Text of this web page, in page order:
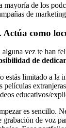
mayoría de los
de
Actúa como
alguna vez te han
de
estás limitado a la
películas
educativos/
es sencillo.
grabación de voz